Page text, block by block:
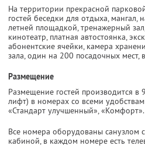
На территории прекрасной
гостей беседки для отдыха, мангал,
летней площадкой, тренажерный
кинотеатр, платная автостоянка,
абонентские ячейки, камера
зала, один на 200 посадочных мест,
Размещение
Размещение гостей производится в
лифт) в номерах со всеми
«Стандарт улучшенный», «Комфорт».
Все номера оборудованы санузлом
кабиной, в каждом номере есть